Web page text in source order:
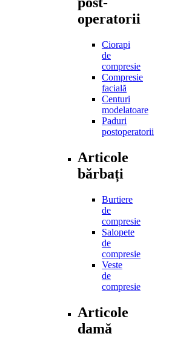
operatorii
Ciorapi
de
compresie
Compresie
facială
Centuri
modelatoare
Paduri
postoperatorii
Articole
bărbați
Burtiere
de
compresie
Salopete
de
compresie
Veste
de
compresie
Articole
damă